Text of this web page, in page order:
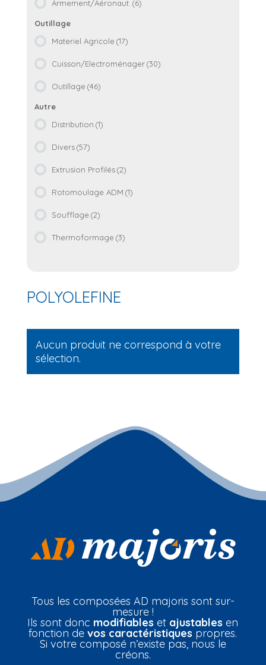
Armement/Aéronaut. (6)
Materiel Agricole (17)
Cuisson/Electroménager (30)
Outillage (46)
Distribution (1)
Divers (57)
Extrusion Profilés (2)
Rotomoulage ADM (1)
Soufflage (2)
Thermoformage (3)
POLYOLEFINE
Aucun produit ne correspond à votre
sélection.
Tous les composées AD majoris sont sur-
mesure !
Ils sont donc modifiables et ajustables en
fonction devos caractéristiques propres.
Si votre composé n’existe pas, nous le
créons.